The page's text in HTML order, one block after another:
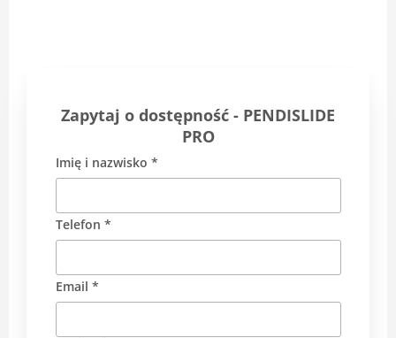
Zapytaj o dostępność - PENDISLIDE
PRO
Imię i nazwisko *
Telefon *
Email *